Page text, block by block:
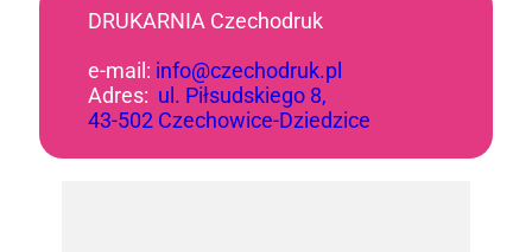
DRUKARNIA Czechodruk
e-mail: info@czechodruk.pl
Adres: ul. Piłsudskiego 8,
43-502 Czechowice-Dziedzice